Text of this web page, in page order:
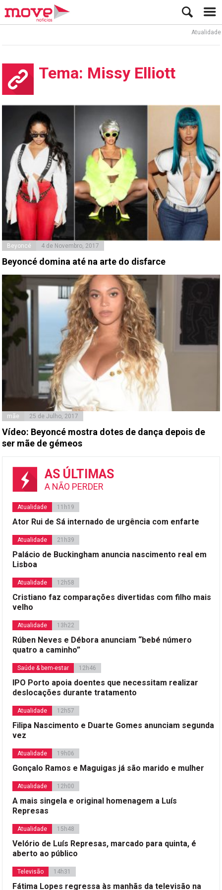
Atualidade
Tema: Missy Elliott
Beyoncé 4 de Novembro, 2017
Beyoncé domina até na arte do disfarce
mãe 25 de Julho, 2017
Vídeo: Beyoncé mostra dotes de dança depois de
ser mãe de gémeos
AS ÚLTIMAS
A NÃO PERDER
Atualidade 11h19
Ator Rui de Sá internado de urgência com enfarte
Atualidade 21h39
Palácio de Buckingham anuncia nascimento real em
Lisboa
Atualidade 12h58
Cristiano faz comparações divertidas com filho mais
velho
Atualidade 13h22
Rúben Neves e Débora anunciam “bebé número
quatro a caminho”
Saúde & bem-estar 12h46
IPO Porto apoia doentes que necessitam realizar
deslocações durante tratamento
Atualidade 12h57
Filipa Nascimento e Duarte Gomes anunciam segunda
vez
Atualidade 19h06
Gonçalo Ramos e Maguigas já são marido e mulher
Atualidade 12h00
A mais singela e original homenagem a Luís
Represas
Atualidade 15h48
Velório de Luís Represas, marcado para quinta, é
aberto ao público
Televisão 14h31
Fátima Lopes regressa às manhãs da televisão na